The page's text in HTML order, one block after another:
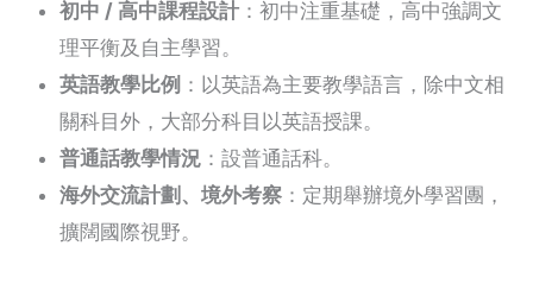
初中 / 高中課程設計 ：初中注重基礎，高中強調文
理平衡及自主學習。
英語教學比例 ：以英語為主要教學語言，除中文相
關科目外，大部分科目以英語授課。
普通話教學情況 ：設普通話科。
海外交流計劃、境外考察 ：定期舉辦境外學習團，
擴闊國際視野。